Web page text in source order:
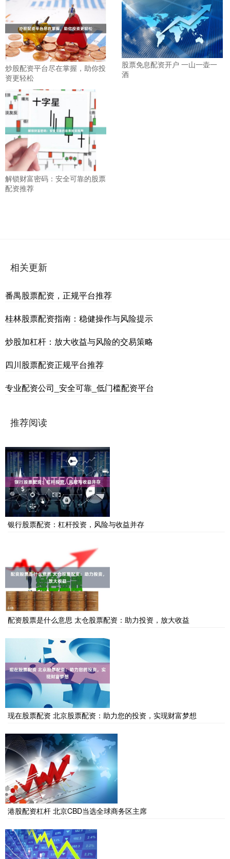
炒股配资平台尽在掌握，助你投
资更轻松
股票免息配资开户 一山一壶一
酒
解锁财富密码：安全可靠的股票
配资推荐
相关更新
番禺股票配资，正规平台推荐
桂林股票配资指南：稳健操作与风险提示
炒股加杠杆：放大收益与风险的交易策略
四川股票配资正规平台推荐
专业配资公司_安全可靠_低门槛配资平台
推荐阅读
银行股票配资：杠杆投资，风险与收益并存
配资股票是什么意思 太仓股票配资：助力投资，放大收益
现在股票配资 北京股票配资：助力您的投资，实现财富梦想
港股配资杠杆 北京CBD当选全球商务区主席